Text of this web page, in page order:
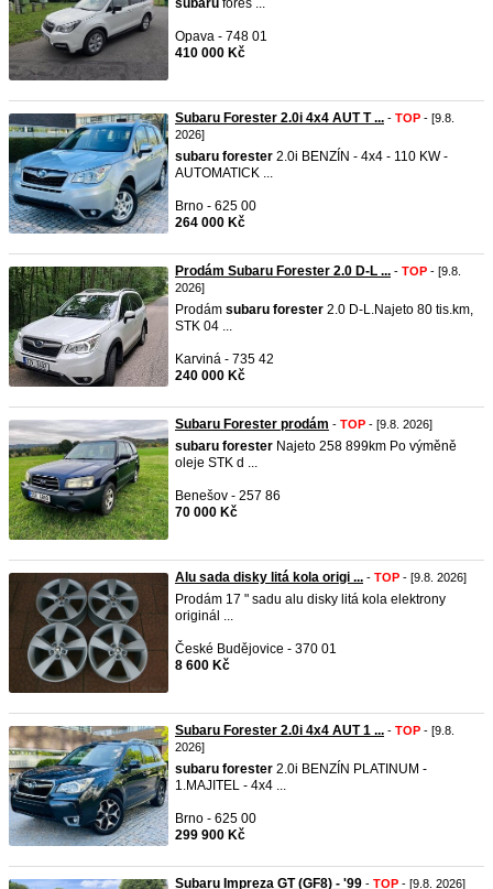
subaru fores ...
Opava - 748 01
410 000 Kč
Subaru Forester 2.0i 4x4 AUT T ... - TOP - [9.8.
2026]
subaru forester 2.0i BENZÍN - 4x4 - 110 KW -
AUTOMATICK ...
Brno - 625 00
264 000 Kč
Prodám Subaru Forester 2.0 D-L ... - TOP - [9.8.
2026]
Prodám subaru forester 2.0 D-L.Najeto 80 tis.km,
STK 04 ...
Karviná - 735 42
240 000 Kč
Subaru Forester prodám - TOP - [9.8. 2026]
subaru forester Najeto 258 899km Po výměně
oleje STK d ...
Benešov - 257 86
70 000 Kč
Alu sada disky litá kola origi ... - TOP - [9.8. 2026]
Prodám 17 " sadu alu disky litá kola elektrony
originál ...
České Budějovice - 370 01
8 600 Kč
Subaru Forester 2.0i 4x4 AUT 1 ... - TOP - [9.8.
2026]
subaru forester 2.0i BENZÍN PLATINUM -
1.MAJITEL - 4x4 ...
Brno - 625 00
299 900 Kč
Subaru Impreza GT (GF8) - '99 - TOP - [9.8. 2026]